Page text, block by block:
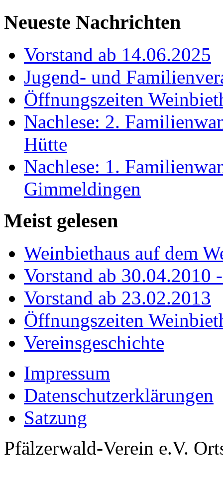
Neueste Nachrichten
Vorstand ab 14.06.2025
Jugend- und
Öffnungszeiten
Nachlese: 2.
Hütte
Nachlese: 1.
Gimmeldingen
Meist gelesen
Weinbiethaus auf dem
Vorstand ab 30.04.2010
Vorstand ab 23.02.2013
Öffnungszeiten
Vereinsgeschichte
Impressum
Datenschutzerklärungen
Satzung
Pfälzerwald-Verein e.V.